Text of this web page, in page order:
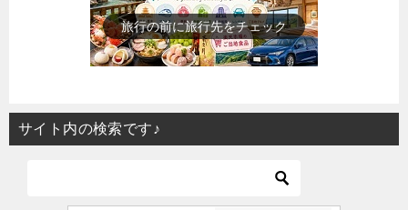
歴史上の人物を動画で勉強
サイト内の検索です♪